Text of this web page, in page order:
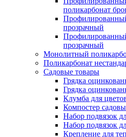
поликарбонат
прозрачный
прозрачный
Монолитный
Поликарбонат
Садовые товары
Грядка
Грядка
Клумба для
Компостер
Набор подвязок
Набор подвязок
Крепление для